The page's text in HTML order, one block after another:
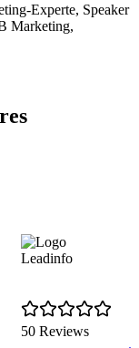
Experte, Speaker
Marketing,
Leadinfo
50 Reviews